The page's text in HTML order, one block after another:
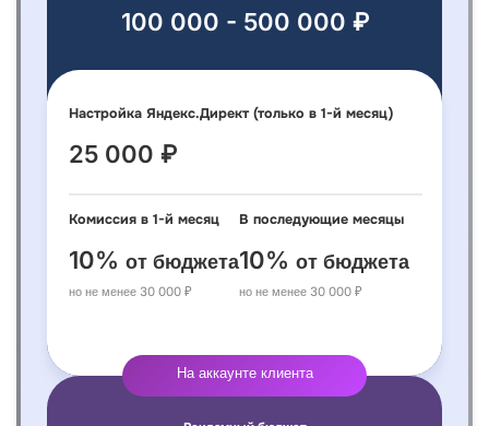
100 000 - 500 000 ₽
Настройка Яндекс.Директ (только в 1-й месяц)
25 000 ₽
Комиссия в 1-й месяц
10% от бюджета
но не менее 30 000 ₽
В последующие месяцы
10% от бюджета
но не менее 30 000 ₽
На аккаунте клиента